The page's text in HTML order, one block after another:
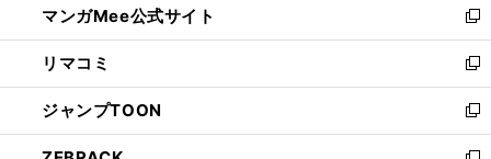
く
ド
ウ
で
開
く
ィ
ン
ド
ウ
で
開
い
ウ
ィ
ン
ド
ウ
マンガMee公式サイト
新
し
い
ウ
ィ
ン
リマコミ
新
し
い
ウ
ジャンプTOON
新
し